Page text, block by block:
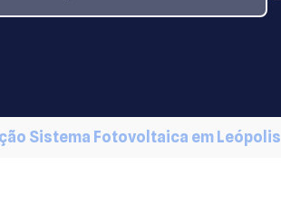
Sistema Fotovoltaica em Leópolis